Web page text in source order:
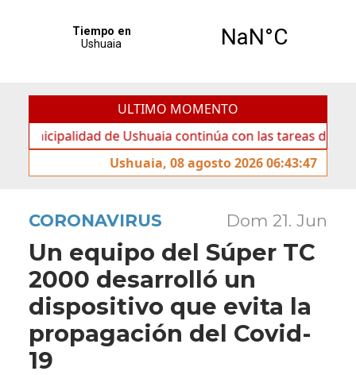
ULTIMO MOMENTO
de Ushuaia continúa con las tareas de
Ushuaia, 08 agosto 2026 06:43:47
CORONAVIRUS Dom 21. Jun
Un equipo del Súper TC
2000 desarrolló un
dispositivo que evita la
propagación del Covid-
19